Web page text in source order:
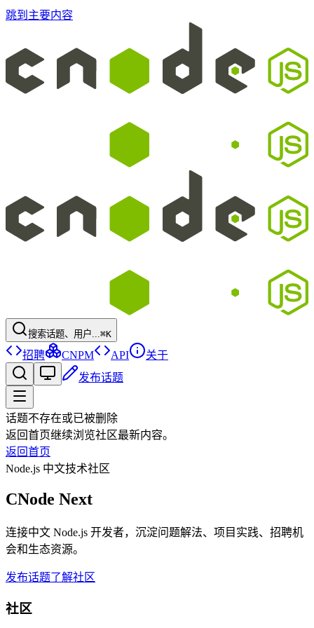
跳到主要内容
搜索话题、用户...⌘K
招聘 CNPM API
关于
发布话题
话题不存在或已被删除
返回首页继续浏览社区最新内容。
返回首页
Node.js 中文技术社区
CNode Next
连接中文 Node.js 开发者，沉淀问题解法、项目实践、招聘机
会和生态资源。
发布话题了解社区
社区